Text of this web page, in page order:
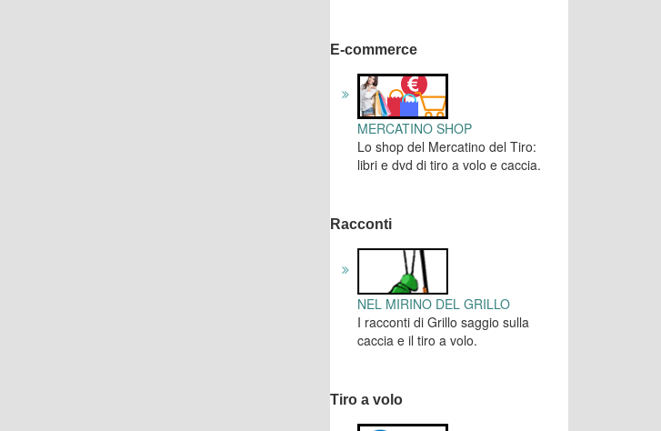
E-commerce
MERCATINO SHOP
Lo shop del Mercatino del Tiro:
libri e dvd di tiro a volo e caccia.
Racconti
NEL MIRINO DEL GRILLO
I racconti di Grillo saggio sulla
caccia e il tiro a volo.
Tiro a volo